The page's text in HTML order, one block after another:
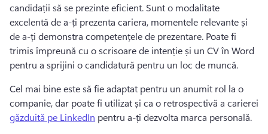
candidații să se prezinte eficient. Sunt o modalitate
excelentă de a-ți prezenta cariera, momentele relevante și
de a-ți demonstra competențele de prezentare. Poate fi
trimis împreună cu o scrisoare de intenție și un CV în Word
pentru a sprijini o candidatură pentru un loc de muncă.
Cel mai bine este să fie adaptat pentru un anumit rol la o
găzduită pe LinkedIn pentru a-ți dezvolta marca personală.